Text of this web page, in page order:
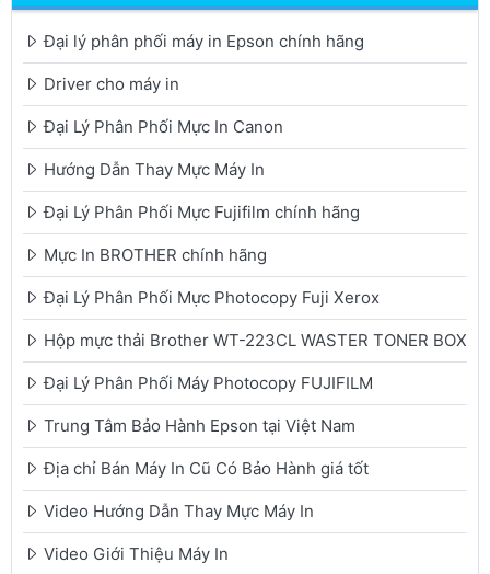
Đại lý phân phối máy in Epson chính hãng
Driver cho máy in
Đại Lý Phân Phối Mực In Canon
Hướng Dẫn Thay Mực Máy In
Đại Lý Phân Phối Mực Fujifilm chính hãng
Mực In BROTHER chính hãng
Đại Lý Phân Phối Mực Photocopy Fuji Xerox
Hộp mực thải Brother WT-223CL WASTER TONER BOX
Đại Lý Phân Phối Máy Photocopy FUJIFILM
Trung Tâm Bảo Hành Epson tại Việt Nam
Địa chỉ Bán Máy In Cũ Có Bảo Hành giá tốt
Video Hướng Dẫn Thay Mực Máy In
Video Giới Thiệu Máy In